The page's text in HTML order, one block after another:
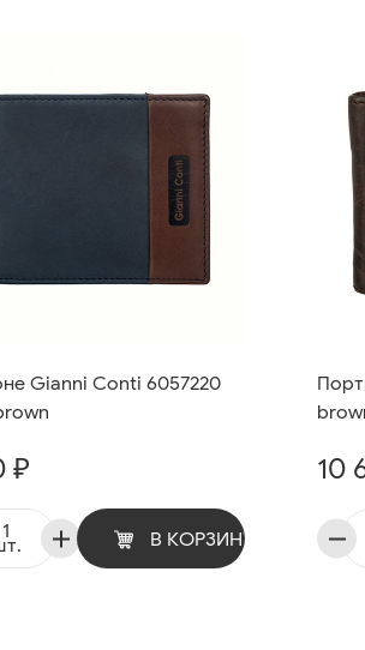
Gianni Conti 6057220
₽
В КОРЗИНУ
10